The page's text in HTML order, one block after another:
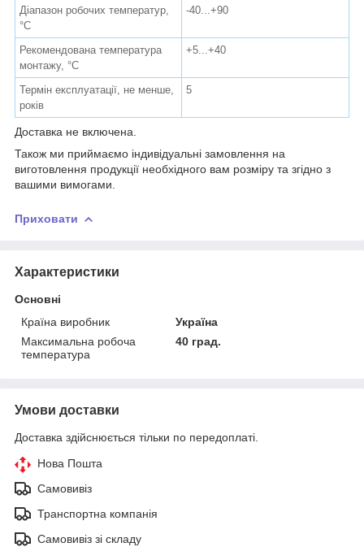
Діапазон робочих температур,
°С
-40...+90
Рекомендована температура
монтажу, °С
+5...+40
Термін експлуатації, не менше,
років
5
Доставка не включена.
Також ми приймаємо індивідуальні замовлення на
виготовлення продукції необхідного вам розміру та згідно з
вашими вимогами.
Приховати
Характеристики
Основні
Країна виробник
Україна
Максимальна робоча
температура
40 град.
Умови доставки
Доставка здійснюється тільки по передоплаті.
Нова Пошта
Самовивіз
Транспортна компанія
Самовивіз зі складу